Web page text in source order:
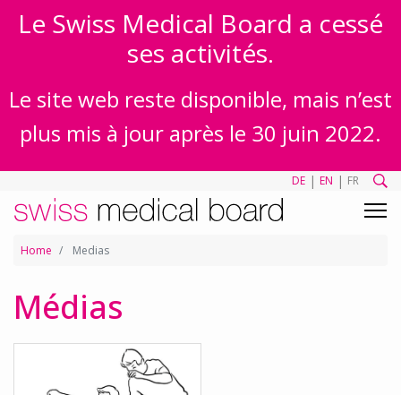
Le Swiss Medical Board a cessé
ses activités.
Le site web reste disponible, mais n’est
plus mis à jour après le 30 juin 2022.
DE | EN | FR
Home Medias
Médias